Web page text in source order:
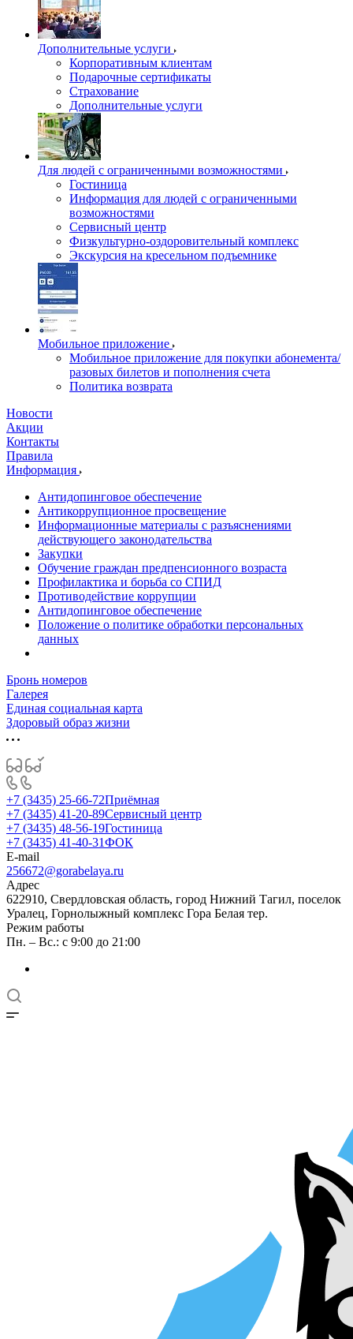
Дополнительные услуги
Корпоративным клиентам
Подарочные сертификаты
Страхование
Дополнительные услуги
Для людей с ограниченными возможностями
Гостиница
Информация для людей с ограниченными
возможностями
Сервисный центр
Физкультурно-оздоровительный комплекс
Экскурсия на кресельном подъемнике
Мобильное приложение
Мобильное приложение для покупки абонемента/
разовых билетов и пополнения счета
Политика возврата
Новости
Акции
Контакты
Правила
Информация
Антидопинговое обеспечение
Антикоррупционное просвещение
Информационные материалы с разъяснениями
действующего законодательства
Закупки
Обучение граждан предпенсионного возраста
Профилактика и борьба со СПИД
Противодействие коррупции
Антидопинговое обеспечение
Положение о политике обработки персональных
данных
Бронь номеров
Галерея
Единая социальная карта
Здоровый образ жизни
+7 (3435) 25-66-72Приёмная
+7 (3435) 41-20-89Сервисный центр
+7 (3435) 48-56-19Гостиница
+7 (3435) 41-40-31ФОК
E-mail
256672@gorabelaya.ru
Адрес
622910, Свердловская область, город Нижний Тагил, поселок
Уралец, Горнолыжный комплекс Гора Белая тер.
Режим работы
Пн. – Вс.: с 9:00 до 21:00